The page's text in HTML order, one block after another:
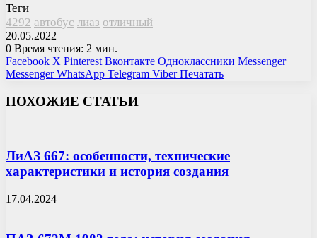
Теги
4292 автобус лиаз отличный
20.05.2022
0 Время чтения: 2 мин.
Facebook X Pinterest Вконтакте Одноклассники Messenger
Messenger WhatsApp Telegram Viber Печатать
ПОХОЖИЕ СТАТЬИ
ЛиАЗ 667: особенности, технические
характеристики и история создания
17.04.2024